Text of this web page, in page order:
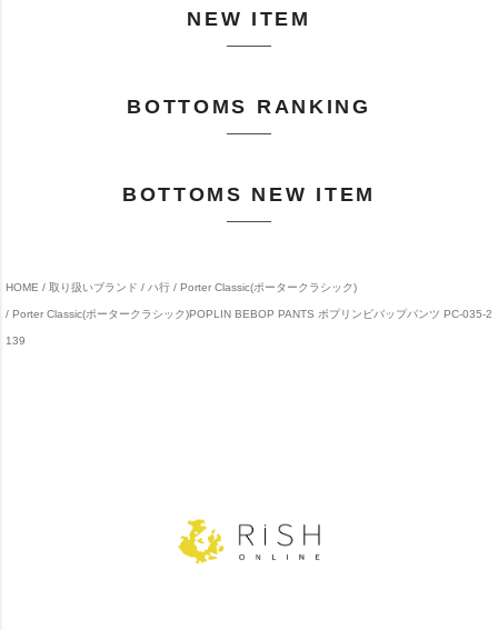
NEW ITEM
BOTTOMS RANKING
BOTTOMS NEW ITEM
HOME 取り扱いブランド ハ行 Porter Classic(ポータークラシック)
Porter Classic(ポータークラシック)POPLIN BEBOP PANTS ポプリンビバップパンツ PC-035-2
139